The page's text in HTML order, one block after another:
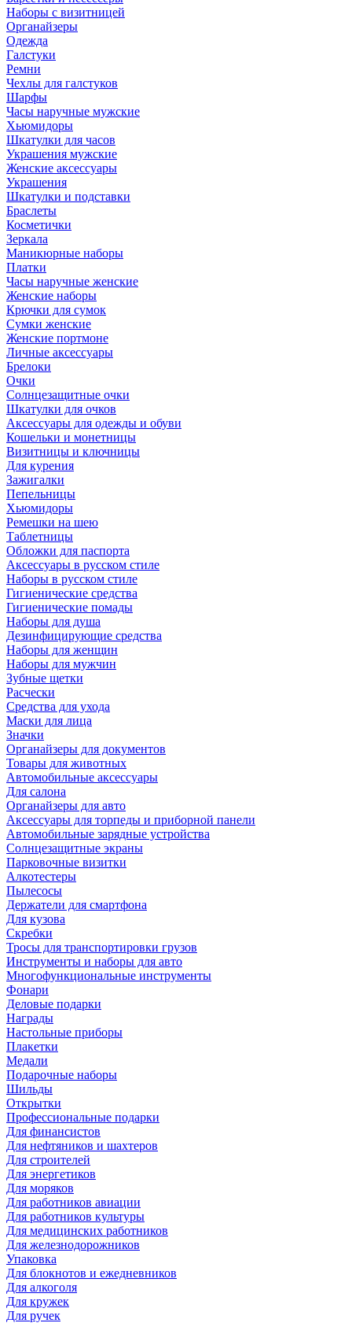
Наборы с визитницей
Органайзеры
Одежда
Галстуки
Ремни
Чехлы для галстуков
Шарфы
Часы наручные мужские
Хьюмидоры
Шкатулки для часов
Украшения мужские
Женские аксессуары
Украшения
Шкатулки и подставки
Браслеты
Косметички
Зеркала
Маникюрные наборы
Платки
Часы наручные женские
Женские наборы
Крючки для сумок
Сумки женские
Женские портмоне
Личные аксессуары
Брелоки
Очки
Солнцезащитные очки
Шкатулки для очков
Аксессуары для одежды и обуви
Кошельки и монетницы
Визитницы и ключницы
Для курения
Зажигалки
Пепельницы
Хьюмидоры
Ремешки на шею
Таблетницы
Обложки для паспорта
Аксессуары в русском стиле
Наборы в русском стиле
Гигиенические средства
Гигиенические помады
Наборы для душа
Дезинфицирующие средства
Наборы для женщин
Наборы для мужчин
Зубные щетки
Расчески
Средства для ухода
Маски для лица
Значки
Органайзеры для документов
Товары для животных
Автомобильные аксессуары
Для салона
Органайзеры для авто
Аксессуары для торпеды и приборной панели
Автомобильные зарядные устройства
Солнцезащитные экраны
Парковочные визитки
Алкотестеры
Пылесосы
Держатели для смартфона
Для кузова
Скребки
Тросы для транспортировки грузов
Инструменты и наборы для авто
Многофункциональные инструменты
Фонари
Деловые подарки
Награды
Настольные приборы
Плакетки
Медали
Подарочные наборы
Шильды
Открытки
Профессиональные подарки
Для финансистов
Для нефтяников и шахтеров
Для строителей
Для энергетиков
Для моряков
Для работников авиации
Для работников культуры
Для медицинских работников
Для железнодорожников
Упаковка
Для блокнотов и ежедневников
Для алкоголя
Для кружек
Для ручек